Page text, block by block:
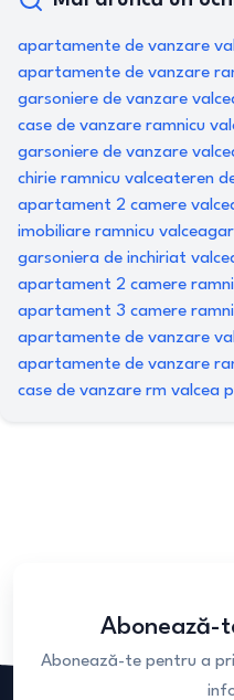
apartamente de vanzare
apartamente de vanzare
garsoniere de vanzare
case de vanzare ramnicu
garsoniere de vanzare
chirie ramnicu valceateren
apartament 2 camere
imobiliare ramnicu valcea
garsoniera de inchiriat
apartament 2 camere
apartament 3 camere
apartamente de vanzare
apartamente de vanzare
case de vanzare rm valcea
Abonează-
Abonează-te pentru a